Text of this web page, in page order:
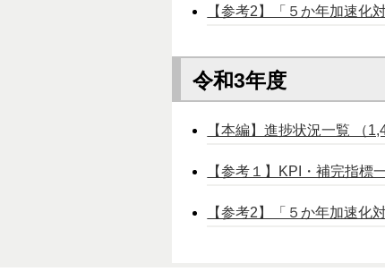
【参考2】「５か年加速化
令和3年度
【本編】進捗状況一覧 （
【参考１】KPI・補完指標
【参考2】「５か年加速化